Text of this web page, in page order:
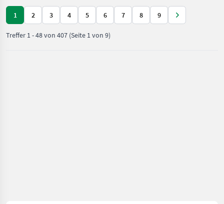
1 2 3 4 5 6 7 8 9
Treffer 1-48von 407 (Seite 1 von 9)